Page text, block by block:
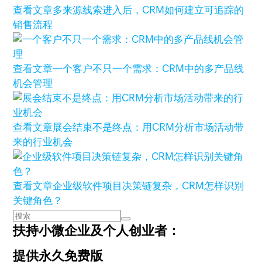
查看文章多来源线索进入后，CRM如何建立可追踪的
销售流程
查看文章一个客户不只一个需求：CRM中的多产品线
机会管理
查看文章展会结束不是终点：用CRM分析市场活动带
来的行业机会
查看文章企业级软件项目决策链复杂，CRM怎样识别
关键角色？
扶持小微企业及个人创业者：
提供永久免费版